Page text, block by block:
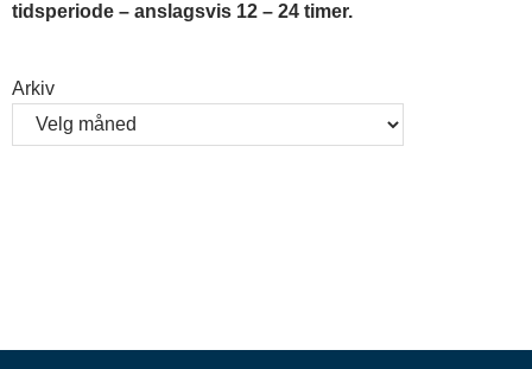
tidsperiode – anslagsvis 12 – 24 timer.
Arkiv